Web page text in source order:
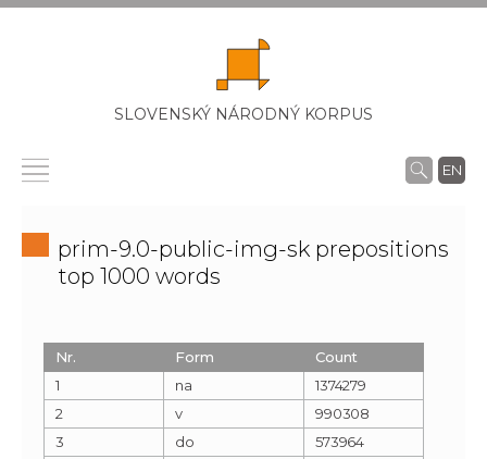
SLOVENSKÝ NÁRODNÝ KORPUS
EN
prim-9.0-public-img-sk prepositions
top 1000 words
Nr. Form
Count
1
na
1374279
2
v
990308
3
do
573964